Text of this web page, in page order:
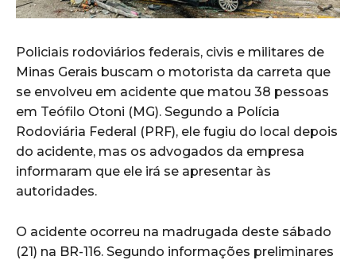
Policiais rodoviários federais, civis e militares de
Minas Gerais buscam o motorista da carreta que
se envolveu em acidente que matou 38 pessoas
em Teófilo Otoni (MG). Segundo a Polícia
Rodoviária Federal (PRF), ele fugiu do local depois
do acidente, mas os advogados da empresa
informaram que ele irá se apresentar às
autoridades.
O acidente ocorreu na madrugada deste sábado
(21) na BR-116. Segundo informações preliminares